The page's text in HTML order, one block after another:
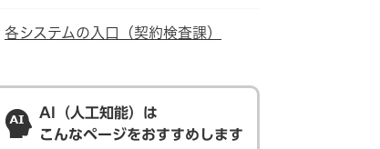
各システムの入口（契約検査課）
AI（人工知能）は
こんなページをおすすめします